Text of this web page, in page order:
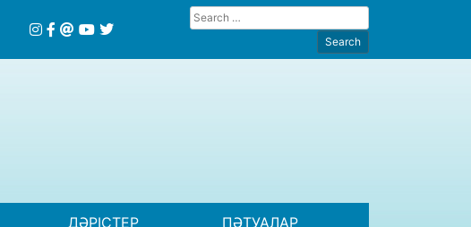
ДӘРІСТЕР ПӘТУАЛАР